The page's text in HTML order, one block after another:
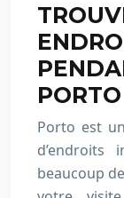
PORTO
Porto est
beaucoup